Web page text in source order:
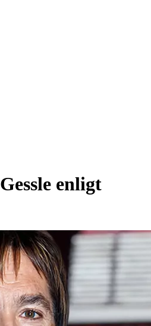
Gessle enligt